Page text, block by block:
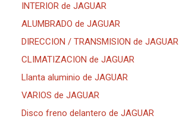
INTERIOR de JAGUAR
ALUMBRADO de JAGUAR
DIRECCION / TRANSMISION de JAGUAR
CLIMATIZACION de JAGUAR
Llanta aluminio de JAGUAR
VARIOS de JAGUAR
Disco freno delantero de JAGUAR